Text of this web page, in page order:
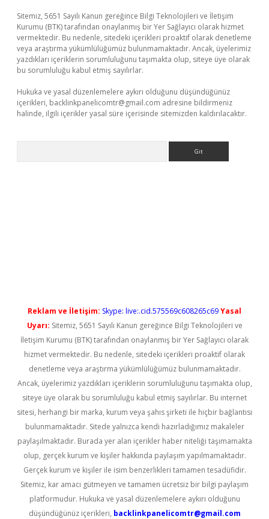
Sitemiz, 5651 Sayılı Kanun gereğince Bilgi Teknolojileri ve İletişim
Kurumu (BTK) tarafından onaylanmış bir Yer Sağlayıcı olarak hizmet
vermektedir. Bu nedenle, sitedeki içerikleri proaktif olarak denetleme
veya araştırma yükümlülüğümüz bulunmamaktadır. Ancak, üyelerimiz
yazdıkları içeriklerin sorumluluğunu taşımakta olup, siteye üye olarak
bu sorumluluğu kabul etmiş sayılırlar.
Hukuka ve yasal düzenlemelere aykırı olduğunu düşündüğünüz
içerikleri, backlinkpanelicomtr@gmail.com adresine bildirmeniz
halinde, ilgili içerikler yasal süre içerisinde sitemizden kaldırılacaktır.
Reklam ve İletişim: Skype: live:.cid.575569c608265c69Yasal
Uyarı: Sitemiz, 5651 Sayılı Kanun gereğince Bilgi Teknolojileri ve
İletişim Kurumu (BTK) tarafından onaylanmış bir Yer Sağlayıcı olarak
hizmet vermektedir. Bu nedenle, sitedeki içerikleri proaktif olarak
denetleme veya araştırma yükümlülüğümüz bulunmamaktadır.
Ancak, üyelerimiz yazdıkları içeriklerin sorumluluğunu taşımakta olup,
siteye üye olarak bu sorumluluğu kabul etmiş sayılırlar. Bu internet
sitesi, herhangi bir marka, kurum veya şahıs şirketi ile hiçbir bağlantısı
bulunmamaktadır. Sitede yalnızca kendi hazırladığımız makaleler
paylaşılmaktadır. Burada yer alan içerikler haber niteliği taşımamakta
olup, gerçek kurum ve kişiler hakkında paylaşım yapılmamaktadır.
Gerçek kurum ve kişiler ile isim benzerlikleri tamamen tesadüfidir.
Sitemiz, kar amacı gütmeyen ve tamamen ücretsiz bir bilgi paylaşım
platformudur. Hukuka ve yasal düzenlemelere aykırı olduğunu
düşündüğünüz içerikleri, backlinkpanelicomtr@gmail.com